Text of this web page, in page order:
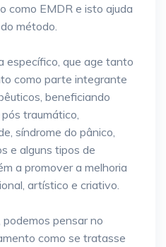
como EMDR e isto ajuda
método.
específico, que age tanto
como parte integrante
beneficiando
traumático,
síndrome do pânico,
e alguns tipos de
a promover a melhoria
artístico e criativo.
pensar no
como se tratasse